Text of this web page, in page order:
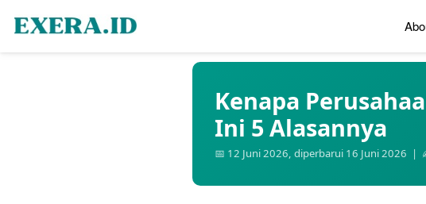
Kenapa
Ini 5 Alasannya
📅 12 Juni 2026, diperbarui 16 Juni 2026